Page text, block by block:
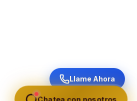
Llame Ahora